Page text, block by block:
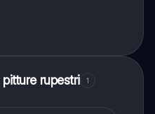
rupestri 1